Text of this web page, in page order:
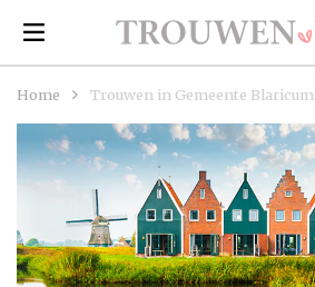
Home Trouwen in Gemeente Blaricum